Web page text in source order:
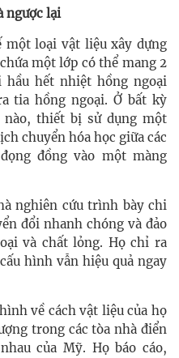
ngược lại
một loại vật liệu xây dựng
một lớp có thể mang 2
hết nhiệt hồng ngoại
tia hồng ngoại. Ở bất kỳ
thiết bị sử dụng một
chuyển hóa học giữa các
đồng vào một màng
nghiên cứu trình bày chi
đổi nhanh chóng và đảo
và chất lỏng. Họ chỉ ra
hình vẫn hiệu quả ngay
về cách vật liệu của họ
trong các tòa nhà điển
của Mỹ. Họ báo cáo,